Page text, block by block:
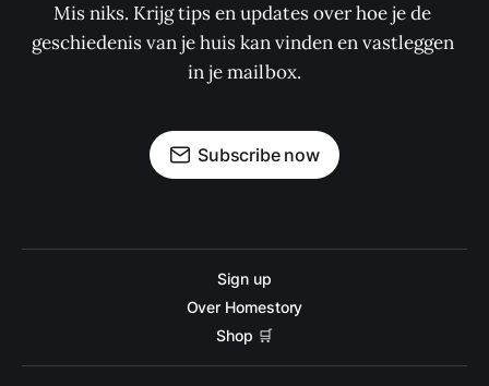
Mis niks. Krijg tips en updates over hoe je de
geschiedenis van je huis kan vinden en vastleggen
in je mailbox.
Subscribe now
Sign up
Over Homestory
Shop 🛒